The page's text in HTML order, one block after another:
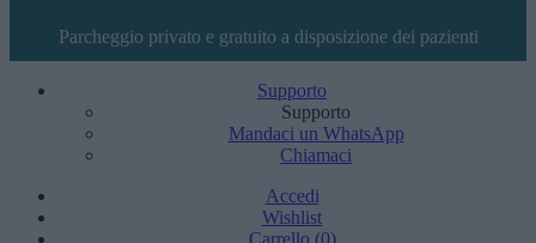
Parcheggio privato e gratuito a disposizione dei pazienti
Supporto
Supporto
Mandaci un WhatsApp
Chiamaci
Accedi
Wishlist
Carrello (0)